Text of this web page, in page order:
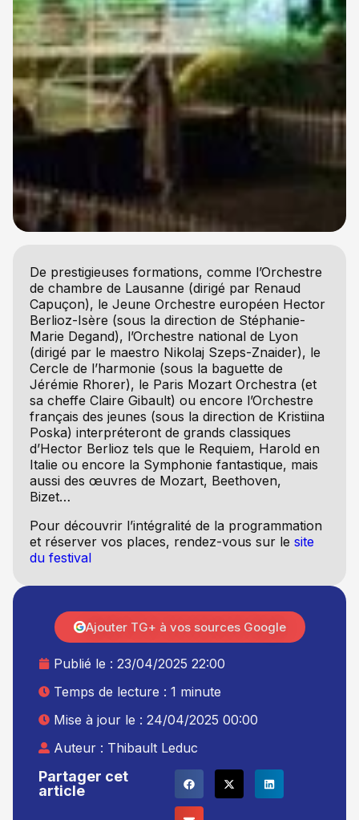
De prestigieuses formations, comme l’Orchestre
de chambre de Lausanne (dirigé par Renaud
Capuçon), le Jeune Orchestre européen Hector
Berlioz-Isère (sous la direction de Stéphanie-
Marie Degand), l’Orchestre national de Lyon
(dirigé par le maestro Nikolaj Szeps-Znaider), le
Cercle de l’harmonie (sous la baguette de
Jérémie Rhorer), le Paris Mozart Orchestra (et
sa cheffe Claire Gibault) ou encore l’Orchestre
français des jeunes (sous la direction de Kristiina
Poska) interpréteront de grands classiques
d’Hector Berlioz tels que le Requiem, Harold en
Italie ou encore la Symphonie fantastique, mais
aussi des œuvres de Mozart, Beethoven,
Bizet…
Pour découvrir l’intégralité de la programmation
et réserver vos places, rendez-vous sur le site
du festival
Partager cet
article
Publié le : 23/04/2025 22:00
Temps de lecture : 1 minute
Mise à jour le : 24/04/2025 00:00
Auteur : Thibault Leduc
Ajouter TG+ à vos sources Google